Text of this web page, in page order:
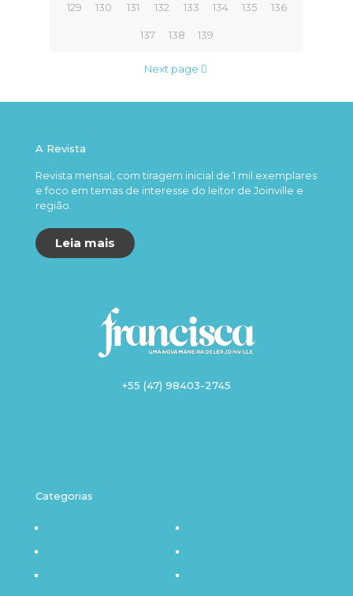
129 130 131 132 133 134 135 136
137 138 139
Next page
A Revista
Revista mensal, com tiragem inicial de 1 mil exemplares
e foco em temas de interesse do leitor de Joinville e
região.
Leia mais
+55 (47) 98403-2745
Categorias